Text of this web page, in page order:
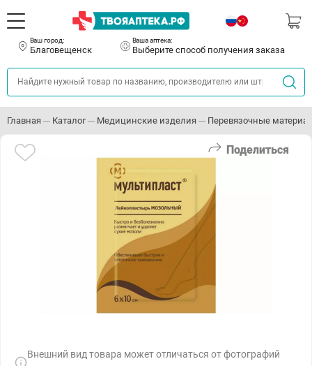
Ваш город:
Благовещенск
Ваша аптека:
Выберите способ получения заказа
Главная Каталог Медицинские изделия Перевязочные
Поделиться
Внешний вид товара может отличаться от фотографий